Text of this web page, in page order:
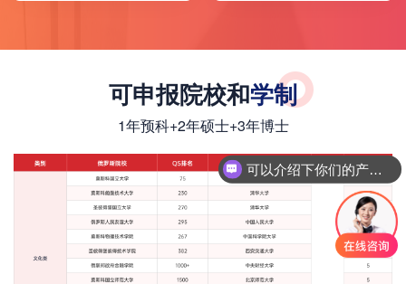
时对于高层次人才，不
置政策，一般的安置金
额几十万到几百万人民
充分考虑自己的学术能
力、研究方向和个人发
展规划等因素。
可申报院校和学制
1年预科+2年硕士+3年博士
你们是怎么收费的呢